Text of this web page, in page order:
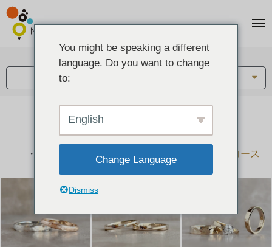
結婚指輪とペアリングのデザイン集
下記コースで手作りされた作品をご紹介します
手作り結婚指輪コース
手作りペアリングコース
You might be speaking a different
language. Do you want to change
to:
English
Change Language
Dismiss